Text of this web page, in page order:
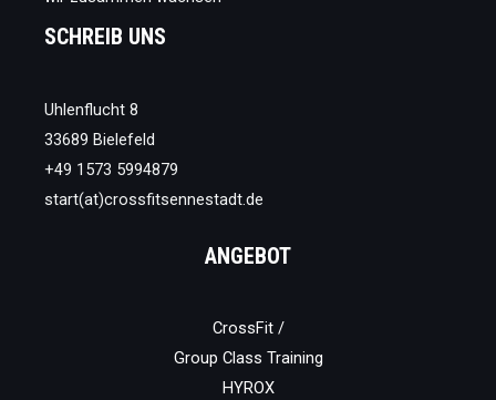
SCHREIB UNS
Uhlenflucht 8
33689 Bielefeld
+49 1573 5994879
start(at)crossfitsennestadt.de
ANGEBOT
CrossFit /
Group Class Training
HYROX